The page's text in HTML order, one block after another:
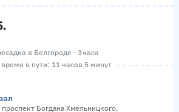
в Белгороде · 3 часа
в пути: 11 часов 5 минут
Богдана Хмельницкого,